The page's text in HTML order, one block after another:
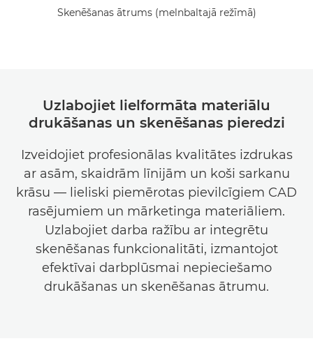
Skenēšanas ātrums (melnbaltajā režīmā)
Uzlabojiet lielformāta materiālu
drukāšanas un skenēšanas pieredzi
Izveidojiet profesionālas kvalitātes izdrukas
ar asām, skaidrām līnijām un koši sarkanu
krāsu — lieliski piemērotas pievilcīgiem CAD
rasējumiem un mārketinga materiāliem.
Uzlabojiet darba ražību ar integrētu
skenēšanas funkcionalitāti, izmantojot
efektīvai darbplūsmai nepieciešamo
drukāšanas un skenēšanas ātrumu.